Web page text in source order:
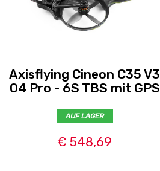
Axisflying Cineon C35 V3
O4 Pro - 6S TBS mit GPS
AUF LAGER
€ 548,69